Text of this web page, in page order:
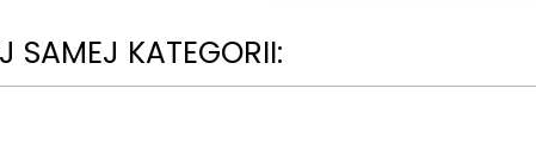
SAMEJ KATEGORII: